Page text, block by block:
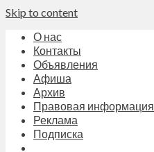
Skip to content
О нас
Контакты
Объявления
Афиша
Архив
Правовая информация
Реклама
Подписка